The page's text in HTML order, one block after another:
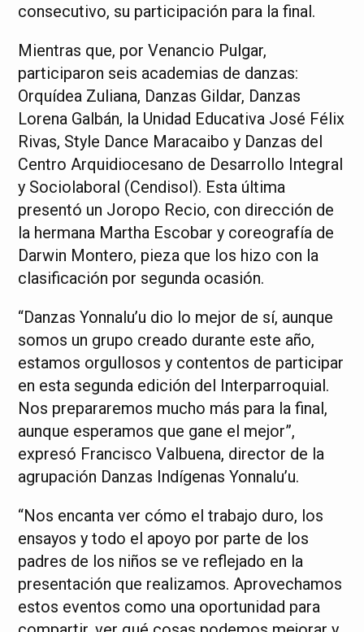
consecutivo, su participación para la final.
Mientras que, por Venancio Pulgar,
participaron seis academias de danzas:
Orquídea Zuliana, Danzas Gildar, Danzas
Lorena Galbán, la Unidad Educativa José Félix
Rivas, Style Dance Maracaibo y Danzas del
Centro Arquidiocesano de Desarrollo Integral
y Sociolaboral (Cendisol). Esta última
presentó un Joropo Recio, con dirección de
la hermana Martha Escobar y coreografía de
Darwin Montero, pieza que los hizo con la
clasificación por segunda ocasión.
“Danzas Yonnalu’u dio lo mejor de sí, aunque
somos un grupo creado durante este año,
estamos orgullosos y contentos de participar
en esta segunda edición del Interparroquial.
Nos prepararemos mucho más para la final,
aunque esperamos que gane el mejor”,
expresó Francisco Valbuena, director de la
agrupación Danzas Indígenas Yonnalu’u.
“Nos encanta ver cómo el trabajo duro, los
ensayos y todo el apoyo por parte de los
padres de los niños se ve reflejado en la
presentación que realizamos. Aprovechamos
estos eventos como una oportunidad para